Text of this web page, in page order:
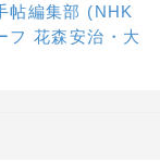
帖編集部 (NHK
フ 花森安治・大